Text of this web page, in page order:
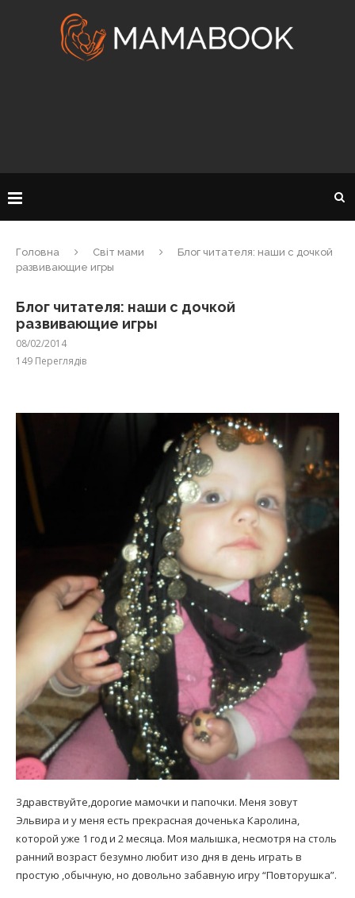
Головна Світ мами
Блог читателя: наши с дочкой
развивающие игры
Блог читателя: наши с дочкой
развивающие игры
08/02/2014
149 Переглядів
Здравствуйте,дорогие мамочки и папочки. Меня зовут
Эльвира и у меня есть прекрасная доченька Каролина,
которой уже 1 год и 2 месяца. Моя малышка, несмотря на столь
ранний возраст безумно любит изо дня в день играть в
простую ,обычную, но довольно забавную игру “Повторушка”.